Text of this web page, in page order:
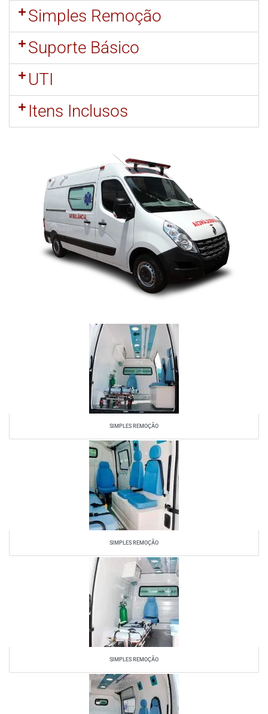
Simples Remoção
Suporte Básico
UTI
Itens Inclusos
SIMPLES REMOÇÃO
SIMPLES REMOÇÃO
SIMPLES REMOÇÃO